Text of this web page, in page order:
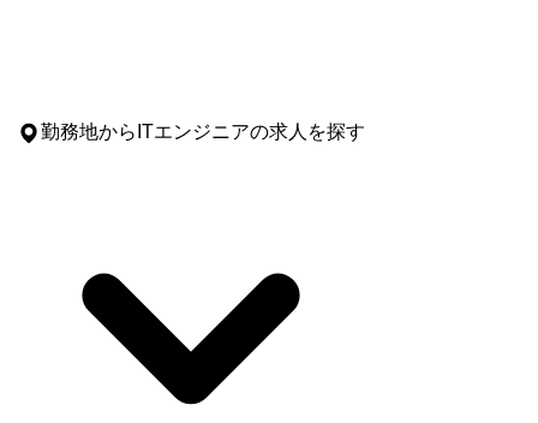
勤務地からITエンジニアの求人を探す